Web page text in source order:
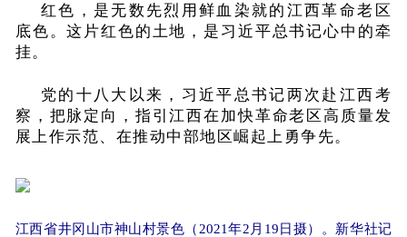
红色，是无数先烈用鲜血染就的江西革命老区
底色。这片红色的土地，是习近平总书记心中的牵
挂。
党的十八大以来，习近平总书记两次赴江西考
察，把脉定向，指引江西在加快革命老区高质量发
展上作示范、在推动中部地区崛起上勇争先。
江西省井冈山市神山村景色（2021年2月19日摄）。新华社记